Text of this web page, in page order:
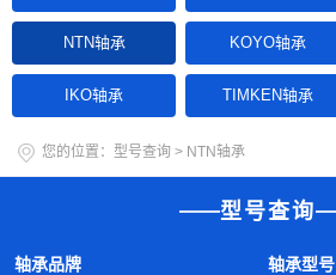
NTN轴承 KOYO轴承
IKO轴承 TIMKEN轴承
您的位置： 型号查询 > NTN轴承
型号查询
轴承品牌 轴承型号